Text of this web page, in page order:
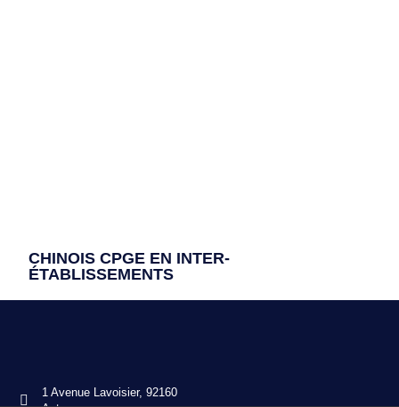
CHINOIS CPGE EN INTER-
ÉTABLISSEMENTS
1 Avenue Lavoisier, 92160